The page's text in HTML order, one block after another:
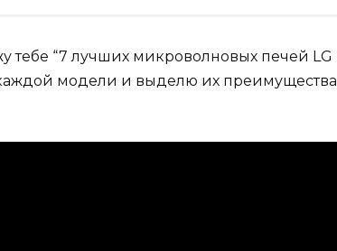
тебе “7 лучших микроволновых печей LG
модели и выделю их преимущества